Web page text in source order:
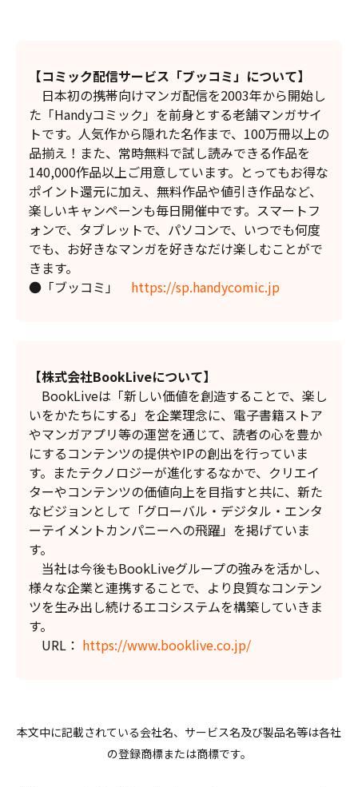
【コミック配信サービス「ブッコミ」について】
日本初の携帯向けマンガ配信を2003年から開始し
た「Handyコミック」を前身とする老舗マンガサイ
トです。人気作から隠れた名作まで、100万冊以上の
品揃え！また、常時無料で試し読みできる作品を
140,000作品以上ご用意しています。とってもお得な
ポイント還元に加え、無料作品や値引き作品など、
楽しいキャンペーンも毎日開催中です。スマートフ
ォンで、タブレットで、パソコンで、いつでも何度
でも、お好きなマンガを好きなだけ楽しむことがで
きます。
●「ブッコミ」 https://sp.handycomic.jp
【株式会社BookLiveについて】
BookLiveは「新しい価値を創造することで、楽し
いをかたちにする」を企業理念に、電子書籍ストア
やマンガアプリ等の運営を通じて、読者の心を豊か
にするコンテンツの提供やIPの創出を行っていま
す。またテクノロジーが進化するなかで、クリエイ
ターやコンテンツの価値向上を目指すと共に、新た
なビジョンとして「グローバル・デジタル・エンタ
ーテイメントカンパニーへの飛躍」を掲げていま
す。
当社は今後もBookLiveグループの強みを活かし、
様々な企業と連携することで、より良質なコンテン
ツを生み出し続けるエコシステムを構築していきま
す。
URL： https://www.booklive.co.jp/
本文中に記載されている会社名、サービス名及び製品名等は各社
の登録商標または商標です。